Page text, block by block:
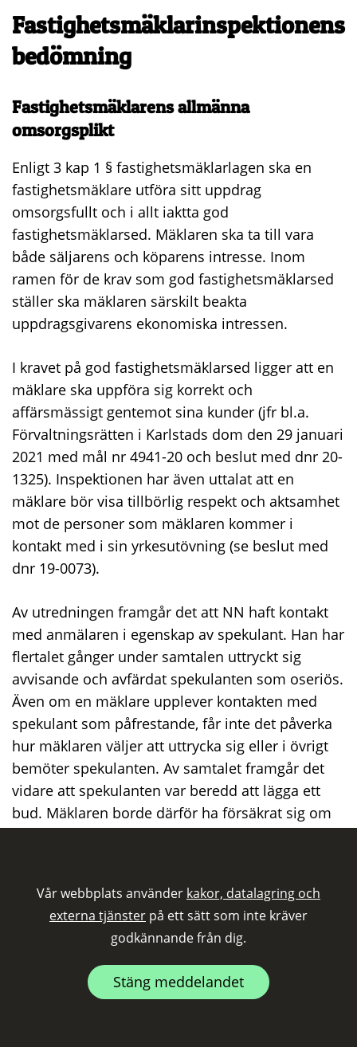
Vår webbplats använder kakor, datalagring och
externa tjänster på ett sätt som inte kräver
godkännande från dig.
Stäng meddelandet
Fastighetsmäklarinspektionens
bedömning
Fastighetsmäklarens allmänna
omsorgsplikt
Enligt 3 kap 1 § fastighetsmäklarlagen ska en
fastighetsmäklare utföra sitt uppdrag
omsorgsfullt och i allt iaktta god
fastighetsmäklarsed. Mäklaren ska ta till vara
både säljarens och köparens intresse. Inom
ramen för de krav som god fastighetsmäklarsed
ställer ska mäklaren särskilt beakta
uppdragsgivarens ekonomiska intressen.
I kravet på god fastighetsmäklarsed ligger att en
mäklare ska uppföra sig korrekt och
affärsmässigt gentemot sina kunder (jfr bl.a.
Förvaltningsrätten i Karlstads dom den 29 januari
2021 med mål nr 4941-20 och beslut med dnr 20-
1325). Inspektionen har även uttalat att en
mäklare bör visa tillbörlig respekt och aktsamhet
mot de personer som mäklaren kommer i
kontakt med i sin yrkesutövning (se beslut med
dnr 19-0073).
Av utredningen framgår det att NN haft kontakt
med anmälaren i egenskap av spekulant. Han har
flertalet gånger under samtalen uttryckt sig
avvisande och avfärdat spekulanten som oseriös.
Även om en mäklare upplever kontakten med
spekulant som påfrestande, får inte det påverka
hur mäklaren väljer att uttrycka sig eller i övrigt
bemöter spekulanten. Av samtalet framgår det
vidare att spekulanten var beredd att lägga ett
bud. Mäklaren borde därför ha försäkrat sig om
förmedlingsprocessen. Sammantaget bedömer
Fastighetsmäklarinspektionen att hans
uttalanden inte uppfyller kravet på ett korrekt och
affärsmässigt uppförande. Mot bakgrund av det
ska NN meddelas en varning.